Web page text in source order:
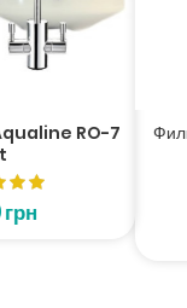
RO-7
Фильтр